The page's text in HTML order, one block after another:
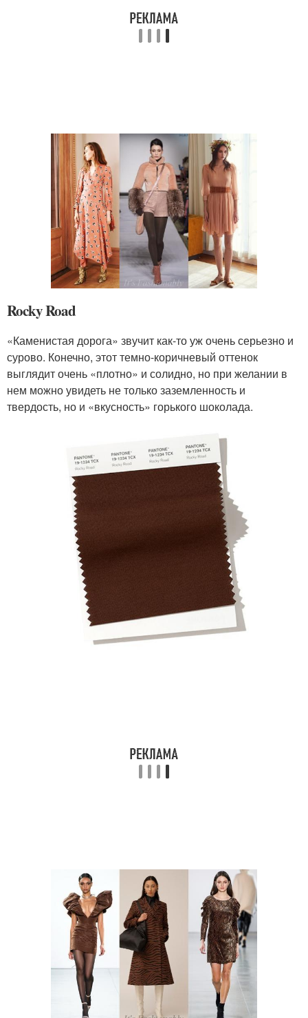
Rocky Road
«Каменистая дорога» звучит как-то уж очень серьезно и
сурово. Конечно, этот темно-коричневый оттенок
выглядит очень «плотно» и солидно, но при желании в
нем можно увидеть не только заземленность и
твердость, но и «вкусность» горького шоколада.